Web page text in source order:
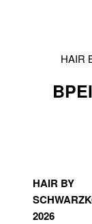
HAIR
HAIR BY
2026